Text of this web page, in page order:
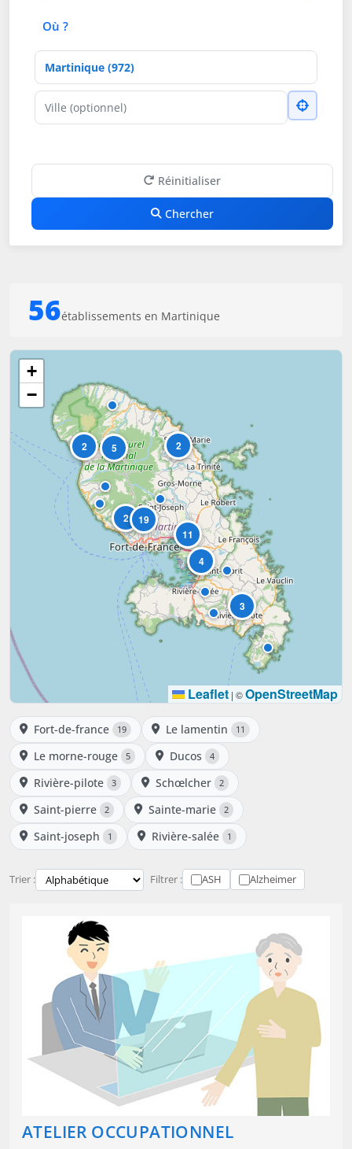
Où ?
Département
Ville
Réinitialiser
Chercher
56établissements en Martinique
19
2
11
2
2
5
4
3
+
−
Leaflet | ©OpenStreetMap
Fort-de-france 19 Le lamentin 11
Le morne-rouge 5 Ducos 4
Rivière-pilote 3 Schœlcher 2
Saint-pierre 2 Sainte-marie 2
Saint-joseph 1 Rivière-salée 1
Trier : Filtrer : ASH Alzheimer
ATELIER OCCUPATIONNEL